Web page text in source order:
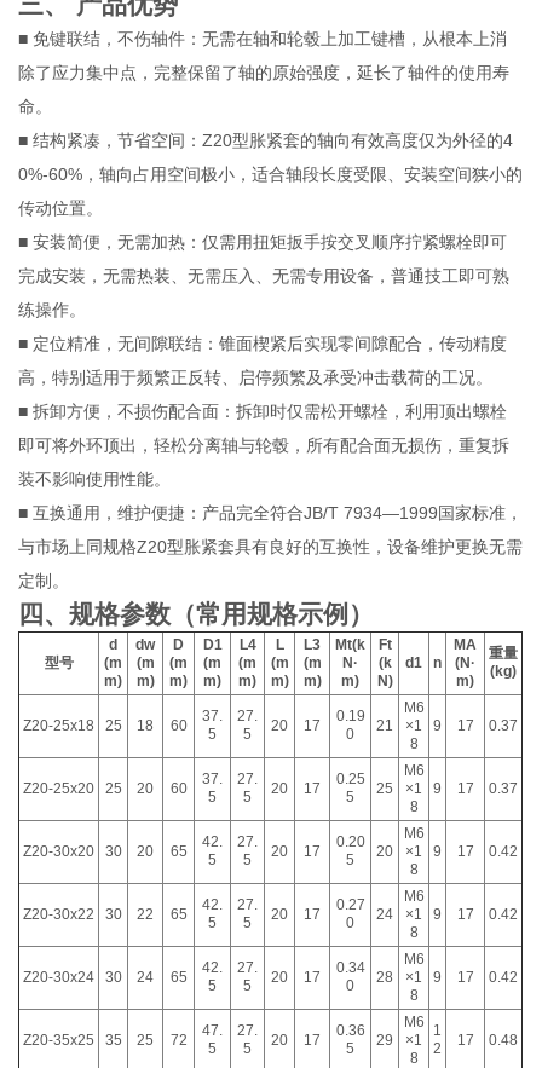
■ 免键联结，不伤轴件：无需在轴和轮毂上加工键槽，从根本上消
除了应力集中点，完整保留了轴的原始强度，延长了轴件的使用寿
命。
■ 结构紧凑，节省空间：Z20型胀紧套的轴向有效高度仅为外径的4
0%‑60%，轴向占用空间极小，适合轴段长度受限、安装空间狭小的
传动位置。
■ 安装简便，无需加热：仅需用扭矩扳手按交叉顺序拧紧螺栓即可
完成安装，无需热装、无需压入、无需专用设备，普通技工即可熟
练操作。
■ 定位精准，无间隙联结：锥面楔紧后实现零间隙配合，传动精度
高，特别适用于频繁正反转、启停频繁及承受冲击载荷的工况。
■ 拆卸方便，不损伤配合面：拆卸时仅需松开螺栓，利用顶出螺栓
即可将外环顶出，轻松分离轴与轮毂，所有配合面无损伤，重复拆
装不影响使用性能。
■ 互换通用，维护便捷：产品完全符合JB/T 7934—1999国家标准，
与市场上同规格Z20型胀紧套具有良好的互换性，设备维护更换无需
定制。
四、规格参数（常用规格示例）
型号
d
(m
m)
dw
(m
m)
D
(m
m)
D1
(m
m)
L4
(m
m)
L
(m
m)
L3
(m
m)
Mt(k
N·
m)
Ft
(k
N)
d1 n
MA
(N·
m)
重量
(kg)
Z20-25x18 25 18 60
37.
5
27.
5
20 17
0.19
0
21
M6
×1
8
9 17 0.37
Z20-25x20 25 20 60
37.
5
27.
5
20 17
0.25
5
25
M6
×1
8
9 17 0.37
Z20-30x20 30 20 65
42.
5
27.
5
20 17
0.20
5
20
M6
×1
8
9 17 0.42
Z20-30x22 30 22 65
42.
5
27.
5
20 17
0.27
0
24
M6
×1
8
9 17 0.42
Z20-30x24 30 24 65
42.
5
27.
5
20 17
0.34
0
28
M6
×1
8
9 17 0.42
Z20-35x25 35 25 72
47.
5
27.
5
20 17
0.36
5
29
M6
×1
8
1
2
17 0.48